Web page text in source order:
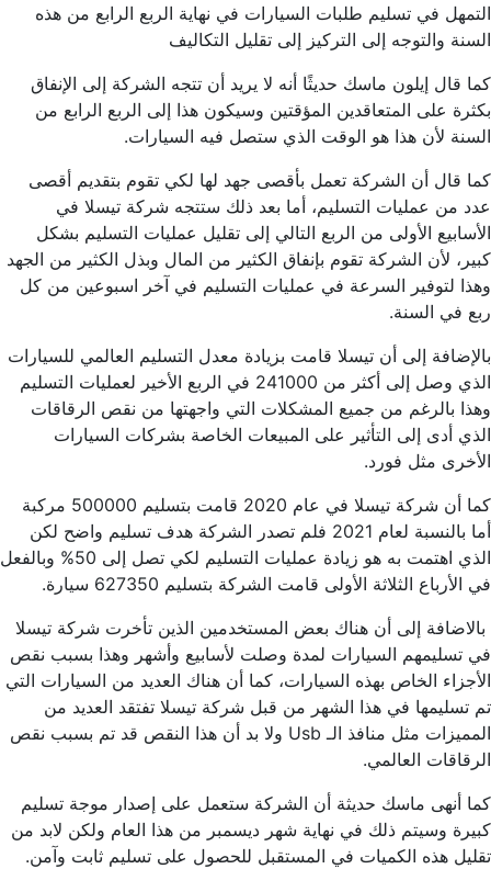
التمهل في تسليم طلبات السيارات في نهاية الربع الرابع من هذه
السنة والتوجه إلى التركيز إلى تقليل التكاليف
كما قال إيلون ماسك حديثًا أنه لا يريد أن تتجه الشركة إلى الإنفاق
بكثرة على المتعاقدين المؤقتين وسيكون هذا إلى الربع الرابع من
السنة لأن هذا هو الوقت الذي ستصل فيه السيارات.
كما قال أن الشركة تعمل بأقصى جهد لها لكي تقوم بتقديم أقصى
عدد من عمليات التسليم، أما بعد ذلك ستتجه شركة تيسلا في
الأسابيع الأولى من الربع التالي إلى تقليل عمليات التسليم بشكل
كبير، لأن الشركة تقوم بإنفاق الكثير من المال وبذل الكثير من الجهد
وهذا لتوفير السرعة في عمليات التسليم في آخر اسبوعين من كل
ربع في السنة.
بالإضافة إلى أن تيسلا قامت بزيادة معدل التسليم العالمي للسيارات
الذي وصل إلى أكثر من 241000 في الربع الأخير لعمليات التسليم
وهذا بالرغم من جميع المشكلات التي واجهتها من نقص الرقاقات
الذي أدى إلى التأثير على المبيعات الخاصة بشركات السيارات
الأخرى مثل فورد.
كما أن شركة تيسلا في عام 2020 قامت بتسليم 500000 مركبة
أما بالنسبة لعام 2021 فلم تصدر الشركة هدف تسليم واضح لكن
الذي اهتمت به هو زيادة عمليات التسليم لكي تصل إلى 50% وبالفعل
في الأرباع الثلاثة الأولى قامت الشركة بتسليم 627350 سيارة.
بالاضافة إلى أن هناك بعض المستخدمين الذين تأخرت شركة تيسلا
في تسليمهم السيارات لمدة وصلت لأسابيع وأشهر وهذا بسبب نقص
الأجزاء الخاص بهذه السيارات، كما أن هناك العديد من السيارات التي
تم تسليمها في هذا الشهر من قبل شركة تيسلا تفتقد العديد من
المميزات مثل منافذ الـ Usb ولا بد أن هذا النقص قد تم بسبب نقص
الرقاقات العالمي.
كما أنهى ماسك حديثة أن الشركة ستعمل على إصدار موجة تسليم
كبيرة وسيتم ذلك في نهاية شهر ديسمبر من هذا العام ولكن لابد من
تقليل هذه الكميات في المستقبل للحصول على تسليم ثابت وآمن.